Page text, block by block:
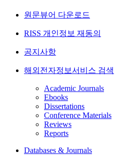
원문뷰어 다운로드
RISS 개인정보 재동의
공지사항
해외전자정보서비스 검색
Academic Journals
Ebooks
Dissertations
Conference Materials
Reviews
Reports
Databases & Journals